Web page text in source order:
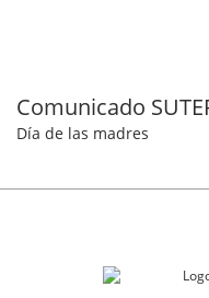
Comunicado
Día de las madres